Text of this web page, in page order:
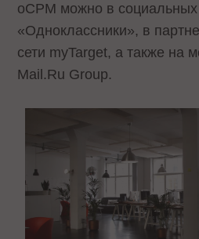
oCPM можно в социальных
«Одноклассники», в
сети myTarget, а также на
Mail.Ru Group.